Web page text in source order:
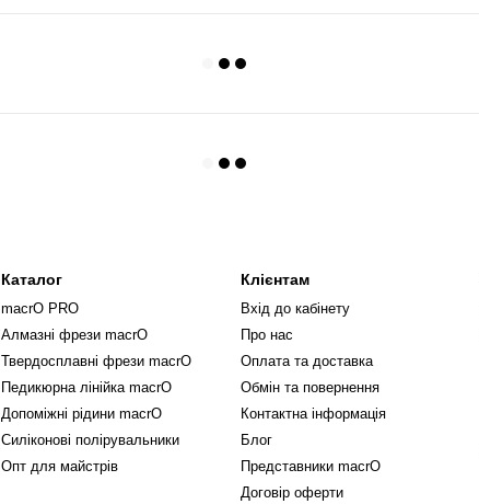
Каталог
macrO PRO
Алмазні фрези macrO
Твердосплавні фрези macrO
Педикюрна лінійка macrO
Допоміжні рідини macrO
Силіконові полірувальники
Опт для майстрів
Клієнтам
Вхід до кабінету
Про нас
Оплата та доставка
Обмін та повернення
Контактна інформація
Блог
Представники macrO
Договір оферти